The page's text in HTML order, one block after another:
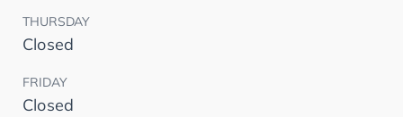
THURSDAY
Closed
FRIDAY
Closed